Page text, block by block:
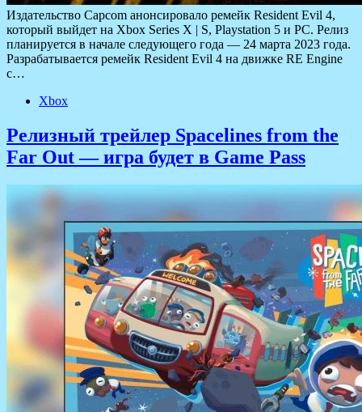
Издательство Capcom анонсировало ремейк Resident Evil 4,
который выйдет на Xbox Series X | S, Playstation 5 и PC. Релиз
планируется в начале следующего года — 24 марта 2023 года.
Разрабатывается ремейк Resident Evil 4 на движке RE Engine
с…
Xbox
Релизный трейлер Spacelines from the
Far Out — игра будет в Game Pass